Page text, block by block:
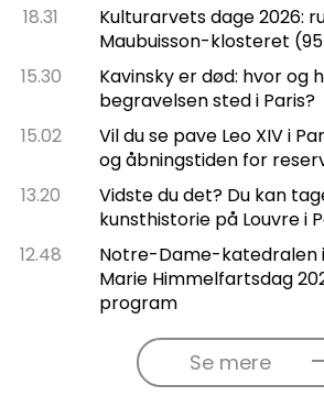
18.31
Kulturarvets dage 2026:
Maubuisson-klosteret
15.30
Kavinsky er død: hvor og
begravelsen sted i Paris?
15.02
Vil du se pave Leo XIV i
og åbningstiden for
13.20
Vidste du det? Du kan
kunsthistorie på Louvre i
12.48
Notre-Dame-katedralen
Marie Himmelfartsdag
program
Se mere